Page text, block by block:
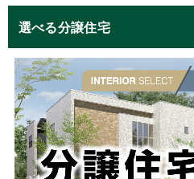
選べる分譲住宅